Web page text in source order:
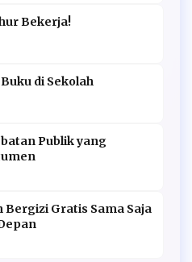
Bekerja!
di Sekolah
Publik yang
Bergizi Gratis Sama Saja